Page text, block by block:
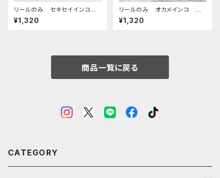
リールのみ セキセイインコ
モノトーン キャメル せきせい
いんこ
¥1,320
リールのみ オカメインコ 横
顔 モノトーン ブラック おか
めいんこ
¥1,320
商品一覧に戻る
CATEGORY